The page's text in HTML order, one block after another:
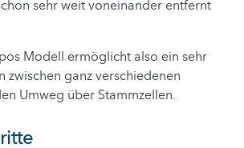
sehr weit voneinander entfernt
Modell ermöglicht also ein sehr
zwischen ganz verschiedenen
Umweg über Stammzellen.